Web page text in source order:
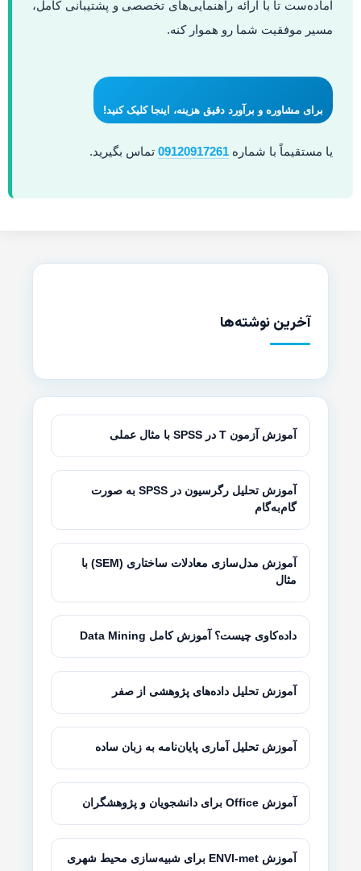
آماده‌ست تا با ارائه راهنمایی‌های تخصصی و پشتیبانی کامل،
مسیر موفقیت شما رو هموار کنه.
برای مشاوره و برآورد دقیق هزینه، اینجا کلیک کنید!
یا مستقیماً با شماره 09120917261 تماس بگیرید.
آخرین نوشته‌ها
آموزش آزمون T در SPSS با مثال عملی
آموزش تحلیل رگرسیون در SPSS به صورت
گام‌به‌گام
آموزش مدل‌سازی معادلات ساختاری (SEM) با
مثال
داده‌کاوی چیست؟ آموزش کامل Data Mining
آموزش تحلیل داده‌های پژوهشی از صفر
آموزش تحلیل آماری پایان‌نامه به زبان ساده
آموزش Office برای دانشجویان و پژوهشگران
آموزش ENVI-met برای شبیه‌سازی محیط شهری